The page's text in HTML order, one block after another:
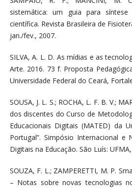
sistemática: um guia para síntese
científica. Revista Brasileira de
jan./fev., 2007.
SILVA, A. L. D. As mídias e as
Arte. 2016. 73 f. Proposta
Universidade Federal do Ceará,
SOUSA, J. L. S.; ROCHA, L. F. B. V.;
dos discentes do Curso de
Educacionais Digitais (MATED) da
Portugal”. Simpósio Internacional e
Digitais na Educação. São Luís:
SOUZA, F. L.; ZAMPERETTI, M. P.
– Notas sobre novas tecnologias